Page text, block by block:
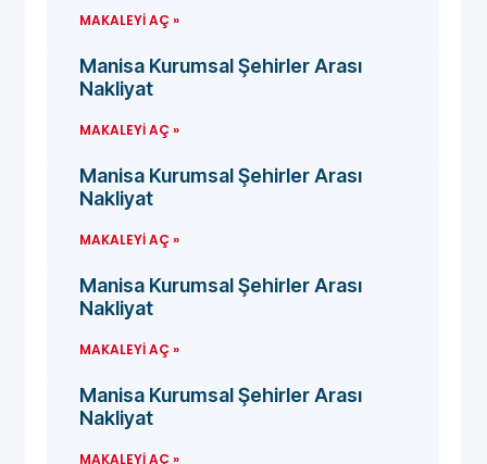
MAKALEYI AÇ »
Manisa Kurumsal Şehirler Arası
Nakliyat
MAKALEYI AÇ »
Manisa Kurumsal Şehirler Arası
Nakliyat
MAKALEYI AÇ »
Manisa Kurumsal Şehirler Arası
Nakliyat
MAKALEYI AÇ »
Manisa Kurumsal Şehirler Arası
Nakliyat
MAKALEYI AÇ »